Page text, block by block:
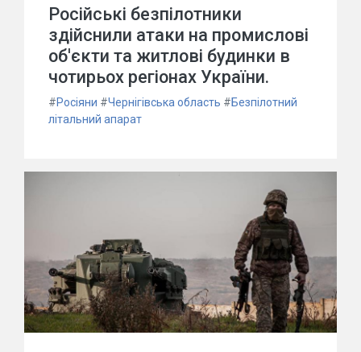
Російські безпілотники
здійснили атаки на промислові
об'єкти та житлові будинки в
чотирьох регіонах України.
#Росіяни #Чернігівська область #Безпілотний
літальний апарат